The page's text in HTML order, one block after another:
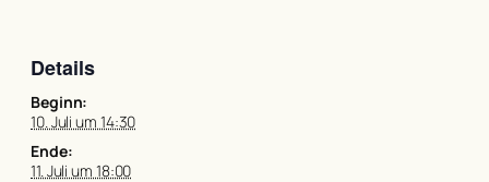
Details
Beginn:
10. Juli um 14:30
Ende:
11. Juli um 18:00